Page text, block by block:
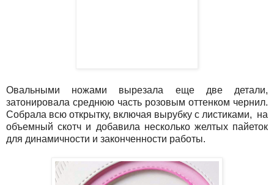
Овальными ножами вырезала еще две детали,
затонировала среднюю часть розовым оттенком чернил.
Собрала всю открытку, включая вырубку с листиками, на
объемный скотч и добавила несколько желтых пайеток
для динамичности и законченности работы.